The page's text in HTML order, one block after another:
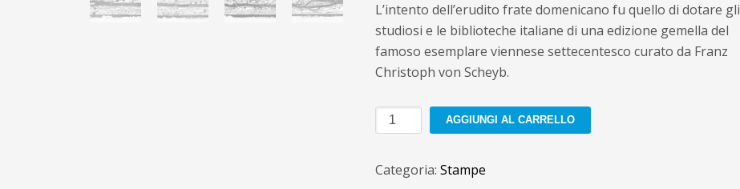
L’intento dell’erudito frate domenicano fu quello di dotare gli
studiosi e le biblioteche italiane di una edizione gemella del
famoso esemplare viennese settecentesco curato da Franz
Christoph von Scheyb.
Tabula
Itineraria
quantità
AGGIUNGI AL CARRELLO
Categoria: Stampe